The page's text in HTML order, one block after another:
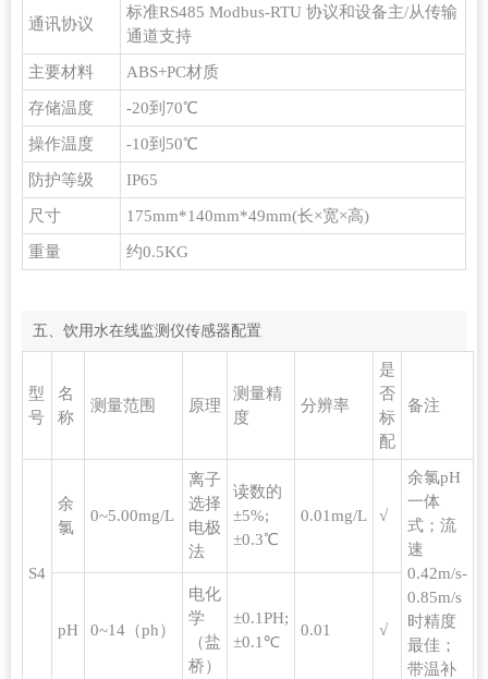
通讯协议
标准RS485 Modbus-RTU 协议和设备主/从传输
通道支持
主要材料 ABS+PC材质
存储温度 -20到70℃
操作温度 -10到50℃
防护等级 IP65
尺寸 175mm*140mm*49mm(长×宽×高)
重量 约0.5KG
五、饮用水在线监测仪传感器配置
型
号
名
称
测量范围 原理
测量精
度
分辨率
是
否
标
配
备注
S4
余
氯
0~5.00mg/L
离子
选择
电极
法
读数的
±5%;
±0.3℃
0.01mg/L √
余氯pH
一体
式；流
速
0.42m/s-
0.85m/s
时精度
最佳；
带温补
pH 0~14（ph）
电化
学
（盐
桥）
±0.1PH;
±0.1℃
0.01 √